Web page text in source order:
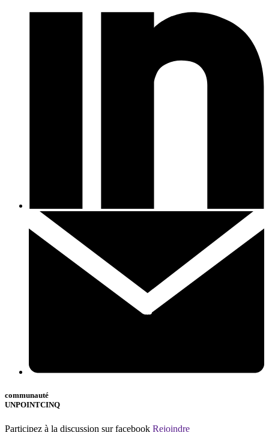
communauté
UNPOINTCINQ
Participez à la discussion sur facebook Rejoindre